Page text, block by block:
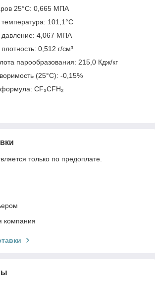
25°C: 0,665 МПА
температура: 101,1°C
давление: 4,067 МПА
0,512 г/см³
парообразования: 215,0 Кдж/кг
(25°C): -0,15%
CF₃CFH₂
только по предоплате.
компания